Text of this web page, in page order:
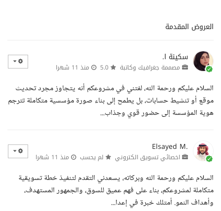
العروض المقدمة
سكينة ا.
مصممة جغرافيك وكاتبة منذ 11 شهرا
السلام عليكم ورحمة الله، لفتني في مشروعكم أنه يتجاوز مجرد تحديث
موقع أو تنشيط حسابات، بل يطمح إلى بناء صورة مؤسسية متكاملة تترجم
هوية المؤسسة إلى حضور قوي وجذاب...
Elsayed M.
اخصائي تسويق الكتروني لم يحسب منذ 11 شهرا
السلام عليكم ورحمة الله وبركاته، يسعدني التقدم لتنفيذ خطة تسويقية
متكاملة لمشروعكم، بناء على فهم عميق للسوق، والجمهور المستهدف،
وأهداف النمو. أمتلك خبرة في إعدا...